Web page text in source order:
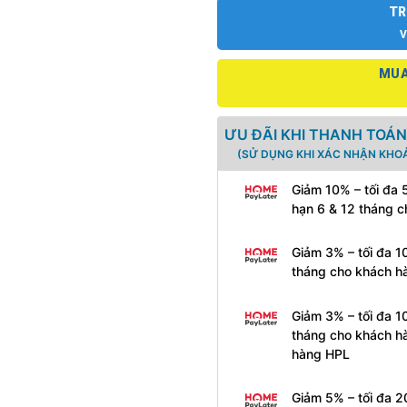
ƯU ĐÃI KHI THANH TOÁN
(SỬ DỤNG KHI XÁC NHẬN
Giảm 10% – tối
hạn 6 & 12 tháng
Giảm 3% – tối đa
tháng cho khách
Giảm 3% – tối đa
tháng cho khách
hàng HPL
Giảm 5% – tối đa